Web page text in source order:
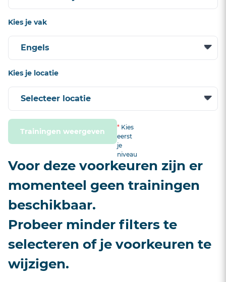
Kies je vak
Kies je locatie
Trainingen weergeven * Kies
eerst
je
niveau
Voor deze voorkeuren zijn er
momenteel geen trainingen
beschikbaar.
Probeer minder filters te
selecteren of je voorkeuren te
wijzigen.